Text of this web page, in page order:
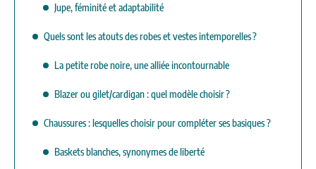
Jupe, féminité et adaptabilité
Quels sont les atouts des robes et vestes intemporelles ?
La petite robe noire, une alliée incontournable
Blazer ou gilet/cardigan : quel modèle choisir ?
Chaussures : lesquelles choisir pour compléter ses basiques ?
Baskets blanches, synonymes de liberté